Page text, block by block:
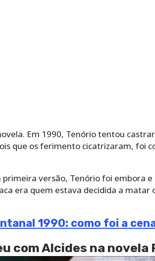
Em 1990, Tenório tentou
que os ferimento cicatrizaram, foi
versão, Tenório foi embora
era quem estava decidida a matar
1990: como foi a
com Alcides na novela